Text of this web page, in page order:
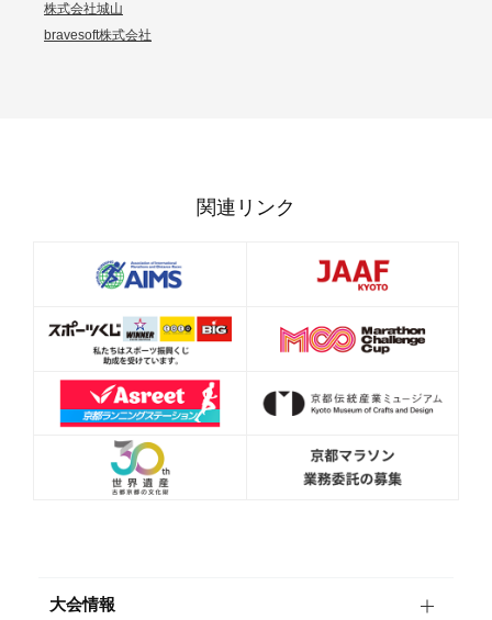
株式会社城山
bravesoft株式会社
関連リンク
大会情報